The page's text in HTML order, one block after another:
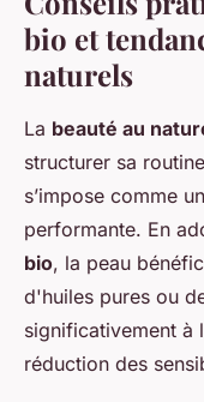
bio et
naturels
La beauté au
structurer sa
s’impose comme
performante. En
bio, la peau
d'huiles pures ou
significativement à
réduction des